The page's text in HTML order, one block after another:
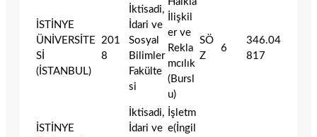
İSTİNYE
ÜNİVERSİTE
Sİ
(İSTANBUL)
201
8
İktisadi,
İdari ve
Sosyal
Bilimler
Fakülte
si
İlişkil
er ve
Rekla
mcılık
(Bursl
u)
SÖ
Z
6
346.04
817
İSTİNYE
İktisadi,
İdari ve
İşletm
e(İngil